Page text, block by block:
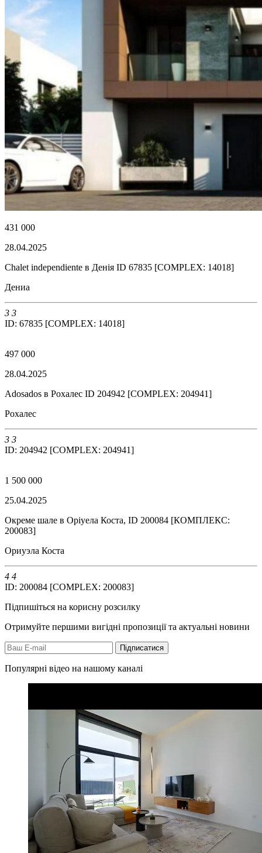
431 000
28.04.2025
Chalet independiente в Денія ID 67835 [COMPLEX: 14018]
Дениа
3 3
ID: 67835 [COMPLEX: 14018]
497 000
28.04.2025
Adosados в Рохалес ID 204942 [COMPLEX: 204941]
Рохалес
3 3
ID: 204942 [COMPLEX: 204941]
1 500 000
25.04.2025
Окреме шале в Оріуела Коста, ID 200084 [КОМПЛЕКС:
200083]
Ориуэла Коста
4 4
ID: 200084 [COMPLEX: 200083]
Підпишіться на корисну розсилку
Отримуйте першими вигідні пропозиції та актуальні новини
Підписатися
Популярні відео на нашому каналі